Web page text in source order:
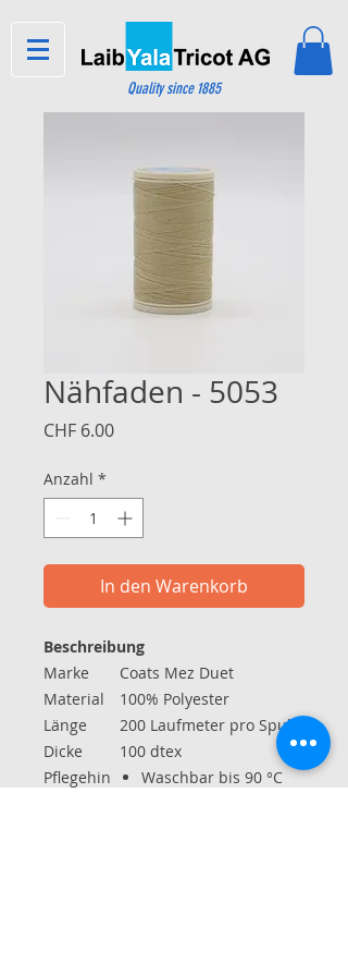
Quality since 1885
Nähfaden - 5053
CHF 6.00Preis
Anzahl *
In den Warenkorb
Beschreibung
Marke
Coats Mez Duet
Material
100% Polyester
Länge
200 Laufmeter pro Spule
Dicke
100 dtex
Pflegehin
Waschbar bis 90 °C